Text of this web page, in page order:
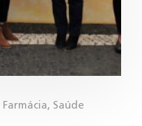
Farmácia, Saúde